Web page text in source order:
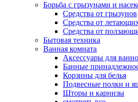
Борьба с грызунами и
Средства от грызунов
Средства от
Средства от
Бытовая техника
Ванная комната
Аксессуары для
Банные
Корзины для белья
Подвесные полки и
Шторы и карнизы